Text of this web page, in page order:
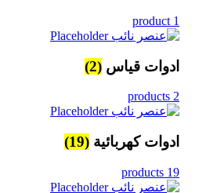
1 product
ادوات قياس (2)
2 products
ادوات كهربائية (19)
19 products